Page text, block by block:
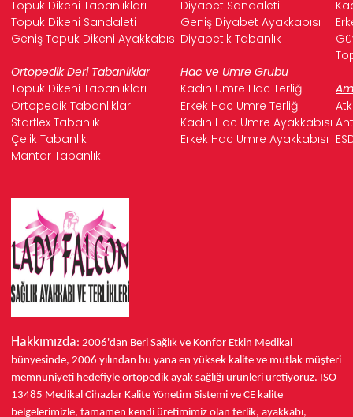
Topuk Dikeni Tabanlıkları
Diyabet Sandaleti
Topuk Dikeni Sandaleti
Geniş Diyabet Ayakkabısı
Geniş Topuk Dikeni Ayakkabısı Diyabetik Tabanlık
Ortopedik Deri Tabanlıklar
Hac ve Umre Grubu
Topuk Dikeni Tabanlıkları
Kadın Umre Hac Terliği
Ortopedik Tabanlıklar
Erkek Hac Umre Terliği
Starflex Tabanlık
Kadın Hac Umre Ayakkabısı
Çelik Tabanlık
Erkek Hac Umre Ayakkabısı
Mantar Tabanlık
Hakkımızda: 2006'dan Beri Sağlık ve Konfor Etkin Medikal
bünyesinde, 2006 yılından bu yana en yüksek kalite ve mutlak müşteri
memnuniyeti hedefiyle ortopedik ayak sağlığı ürünleri üretiyoruz. ISO
13485 Medikal Cihazlar Kalite Yönetim Sistemi ve CE kalite
belgelerimizle, tamamen kendi üretimimiz olan terlik, ayakkabı,